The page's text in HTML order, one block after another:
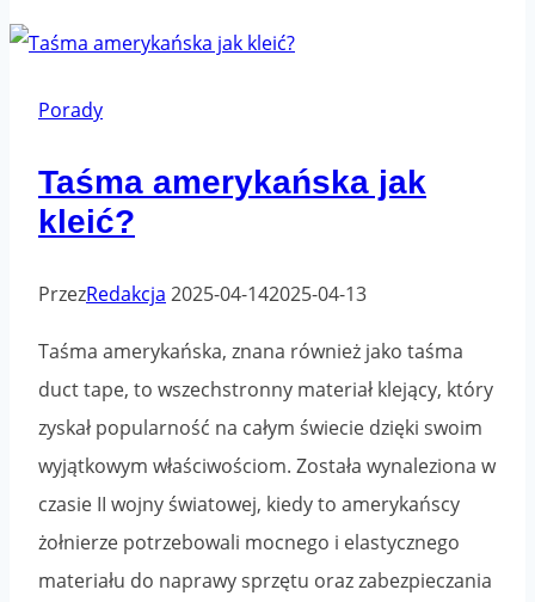
Czy
modne?
Porady
Taśma amerykańska jak
kleić?
PrzezRedakcja 2025-04-142025-04-13
Taśma amerykańska, znana również jako taśma
duct tape, to wszechstronny materiał klejący, który
zyskał popularność na całym świecie dzięki swoim
wyjątkowym właściwościom. Została wynaleziona w
czasie II wojny światowej, kiedy to amerykańscy
żołnierze potrzebowali mocnego i elastycznego
materiału do naprawy sprzętu oraz zabezpieczania